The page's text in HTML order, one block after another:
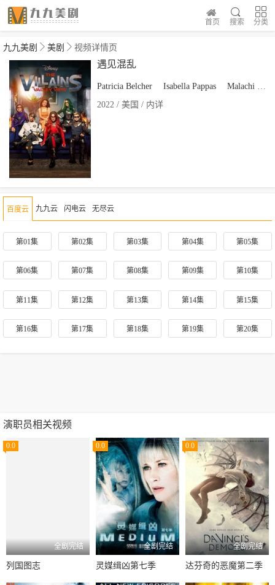
分类
搜索
首页
九九美剧 美剧 视频详情页
遇见混乱
Patricia Belcher Isabella Pappas
Malachi Barton
2022 / 美国 / 内详
百度云 九九云 闪电云 无尽云
第01集 第02集 第03集 第04集 第05集
第06集 第07集 第08集 第09集 第10集
第11集 第12集 第13集 第14集 第15集
第16集 第17集 第18集 第19集 第20集
演职员相关视频
0.0
全剧完结
列国图志
0.0
全剧完结
灵媒缉凶第七季
0.0
全剧完结
达芬奇的恶魔第二季